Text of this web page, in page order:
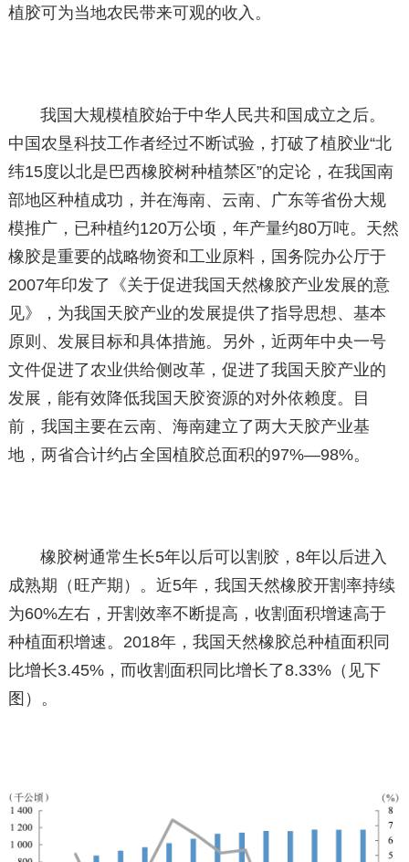
植胶可为当地农民带来可观的收入。
我国大规模植胶始于中华人民共和国成立之后。
中国农垦科技工作者经过不断试验，打破了植胶业“北
纬15度以北是巴西橡胶树种植禁区”的定论，在我国南
部地区种植成功，并在海南、云南、广东等省份大规
模推广，已种植约120万公顷，年产量约80万吨。天然
橡胶是重要的战略物资和工业原料，国务院办公厅于
2007年印发了《关于促进我国天然橡胶产业发展的意
见》，为我国天胶产业的发展提供了指导思想、基本
原则、发展目标和具体措施。另外，近两年中央一号
文件促进了农业供给侧改革，促进了我国天胶产业的
发展，能有效降低我国天胶资源的对外依赖度。目
前，我国主要在云南、海南建立了两大天胶产业基
地，两省合计约占全国植胶总面积的97%—98%。
橡胶树通常生长5年以后可以割胶，8年以后进入
成熟期（旺产期）。近5年，我国天然橡胶开割率持续
为60%左右，开割效率不断提高，收割面积增速高于
种植面积增速。2018年，我国天然橡胶总种植面积同
比增长3.45%，而收割面积同比增长了8.33%（见下
图）。